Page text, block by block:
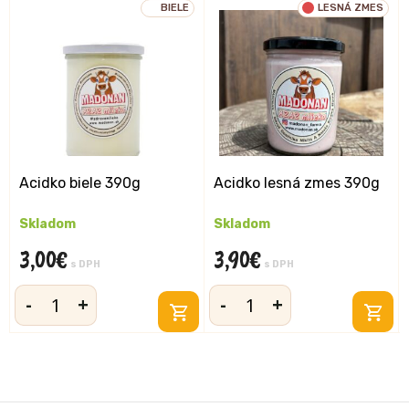
BIELE
Acidko biele 390g
Skladom
3,00€ s DPH
- +
LESNÁ ZMES
Acidko lesná zmes 390g
Skladom
3,90€ s DPH
-
390g
+